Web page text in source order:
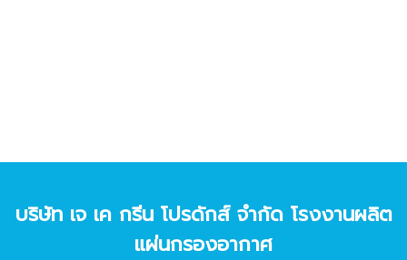
บริษัท เจ เค กรีน โปรดักส์ จํากัด โรงงานผลิต
แผ่นกรองอากาศ